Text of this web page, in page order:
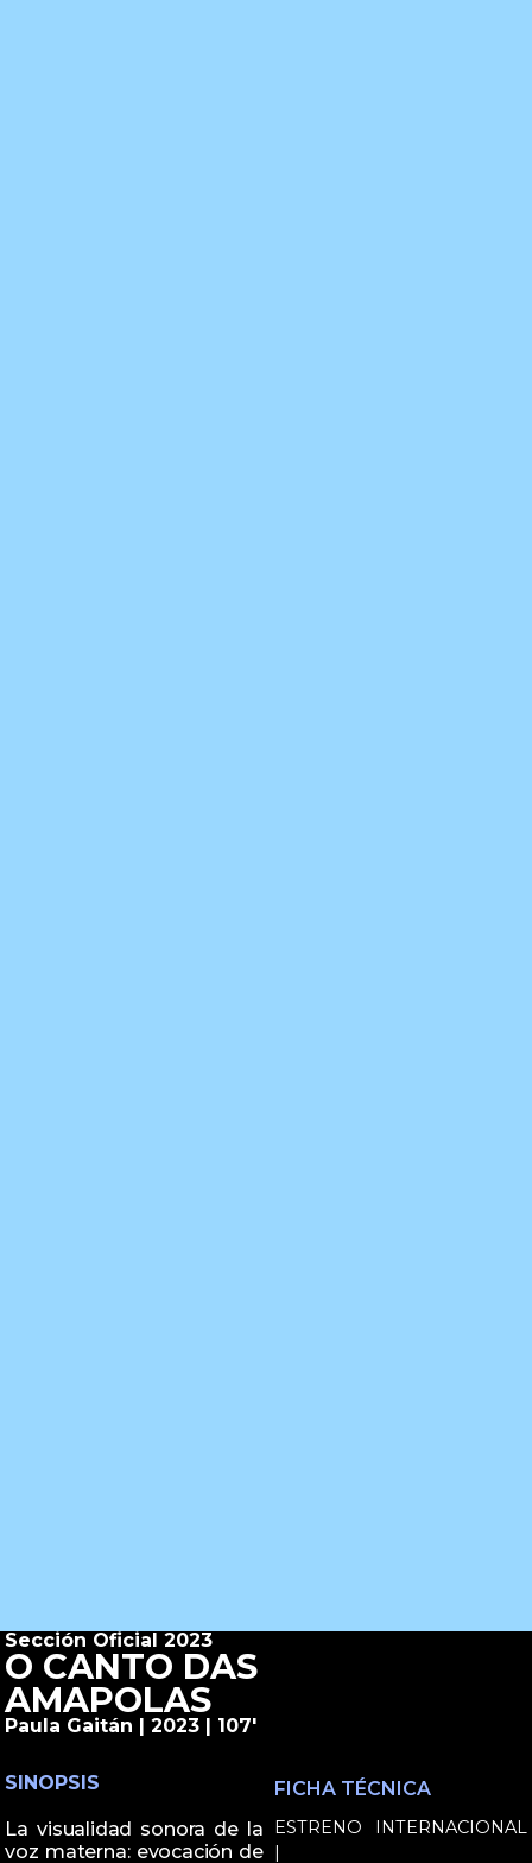
Sección Oficial 2023
O CANTO DAS
AMAPOLAS
Paula Gaitán | 2023 | 107'
SINOPSIS
La visualidad sonora de la
voz materna: evocación de
FICHA TÉCNICA
ESTRENO INTERNACIONAL
|